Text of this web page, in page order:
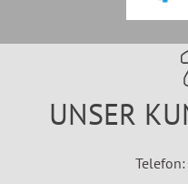
UNSER